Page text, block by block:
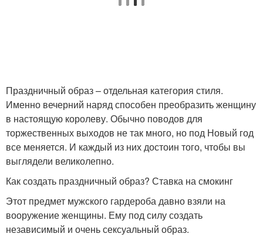
Праздничный образ – отдельная категория стиля.
Именно вечерний наряд способен преобразить женщину
в настоящую королеву. Обычно поводов для
торжественных выходов не так много, но под Новый год
все меняется. И каждый из них достоин того, чтобы вы
выглядели великолепно.
Как создать праздничный образ? Ставка на смокинг
Этот предмет мужского гардероба давно взяли на
вооружение женщины. Ему под силу создать
независимый и очень сексуальный образ.